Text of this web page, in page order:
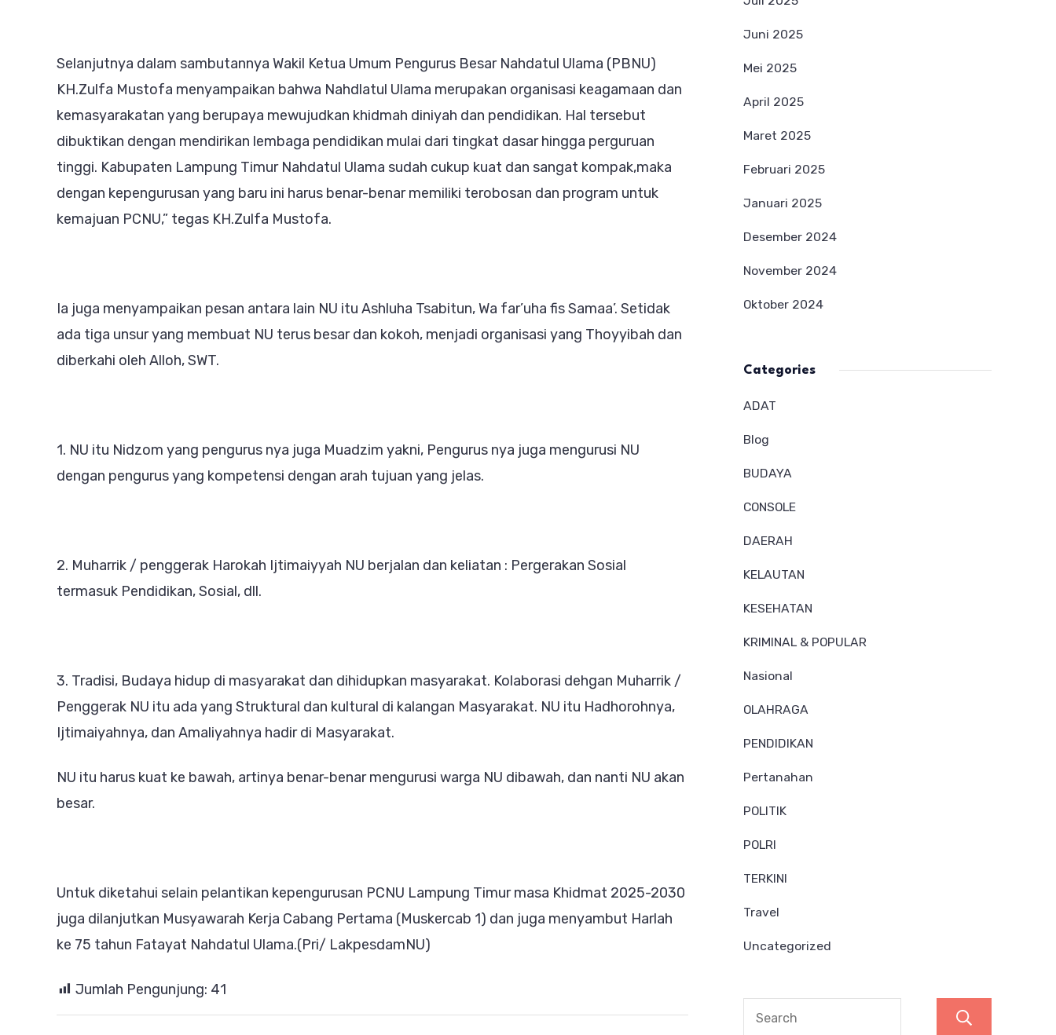
Selanjutnya dalam sambutannya Wakil Ketua Umum Pengurus Besar Nahdatul Ulama (PBNU)
KH.Zulfa Mustofa menyampaikan bahwa Nahdlatul Ulama merupakan organisasi keagamaan dan
kemasyarakatan yang berupaya mewujudkan khidmah diniyah dan pendidikan. Hal tersebut
dibuktikan dengan mendirikan lembaga pendidikan mulai dari tingkat dasar hingga perguruan
tinggi. Kabupaten Lampung Timur Nahdatul Ulama sudah cukup kuat dan sangat kompak,maka
dengan kepengurusan yang baru ini harus benar-benar memiliki terobosan dan program untuk
kemajuan PCNU,” tegas KH.Zulfa Mustofa.
Ia juga menyampaikan pesan antara lain NU itu Ashluha Tsabitun, Wa far’uha fis Samaa’. Setidak
ada tiga unsur yang membuat NU terus besar dan kokoh, menjadi organisasi yang Thoyyibah dan
diberkahi oleh Alloh, SWT.
1. NU itu Nidzom yang pengurus nya juga Muadzim yakni, Pengurus nya juga mengurusi NU
dengan pengurus yang kompetensi dengan arah tujuan yang jelas.
2. Muharrik / penggerak Harokah Ijtimaiyyah NU berjalan dan keliatan : Pergerakan Sosial
termasuk Pendidikan, Sosial, dll.
3. Tradisi, Budaya hidup di masyarakat dan dihidupkan masyarakat. Kolaborasi dehgan Muharrik /
Penggerak NU itu ada yang Struktural dan kultural di kalangan Masyarakat. NU itu Hadhorohnya,
Ijtimaiyahnya, dan Amaliyahnya hadir di Masyarakat.
NU itu harus kuat ke bawah, artinya benar-benar mengurusi warga NU dibawah, dan nanti NU akan
besar.
Untuk diketahui selain pelantikan kepengurusan PCNU Lampung Timur masa Khidmat 2025-2030
juga dilanjutkan Musyawarah Kerja Cabang Pertama (Muskercab 1) dan juga menyambut Harlah
ke 75 tahun Fatayat Nahdatul Ulama.(Pri/ LakpesdamNU)
Jumlah Pengunjung: 41
Juni 2025
Mei 2025
April 2025
Maret 2025
Februari 2025
Januari 2025
Desember 2024
November 2024
Oktober 2024
Categories
ADAT
Blog
BUDAYA
CONSOLE
DAERAH
KELAUTAN
KESEHATAN
KRIMINAL & POPULAR
Nasional
OLAHRAGA
PENDIDIKAN
Pertanahan
POLITIK
POLRI
TERKINI
Travel
Uncategorized